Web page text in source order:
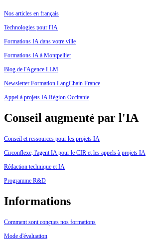
Nos articles en français
Technologies pour l'IA
Formations IA dans votre ville
Formations IA à Montpellier
Blog de l'Agence LLM
Newsletter Formation LangChain France
Appel à projets IA Région Occitanie
Conseil augmenté par l'IA
Conseil et ressources pour les projets IA
Circonflexe, l'agent IA pour le CIR et les appels à projets IA
Rédaction technique et IA
Programme R&D
Informations
Comment sont conçues nos formations
Mode d'évaluation